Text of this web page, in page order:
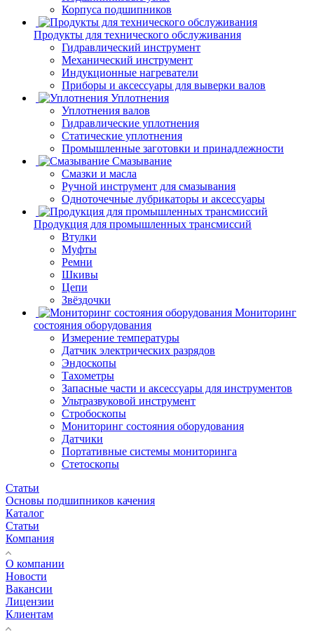
Корпуса подшипников
Продукты для технического обслуживания
Гидравлический инструмент
Механический инструмент
Индукционные нагреватели
Приборы и аксессуары для выверки валов
Уплотнения
Уплотнения валов
Гидравлические уплотнения
Статические уплотнения
Промышленные заготовки и принадлежности
Смазывание
Смазки и масла
Ручной инструмент для смазывания
Одноточечные лубрикаторы и аксессуары
Продукция для промышленных трансмиссий
Втулки
Муфты
Ремни
Шкивы
Цепи
Звёздочки
Мониторинг
состояния оборудования
Измерение температуры
Датчик электрических разрядов
Эндоскопы
Тахометры
Запасные части и аксессуары для инструментов
Ультразвуковой инструмент
Стробоскопы
Мониторинг состояния оборудования
Датчики
Портативные системы мониторинга
Стетоскопы
Статьи
Основы подшипников качения
Каталог
Статьи
Компания
О компании
Новости
Вакансии
Лицензии
Клиентам